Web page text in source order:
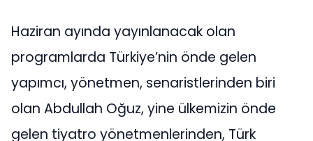
Haziran ayında yayınlanacak olan
programlarda Türkiye’nin önde gelen
yapımcı, yönetmen, senaristlerinden biri
olan Abdullah Oğuz, yine ülkemizin önde
gelen tiyatro yönetmenlerinden, Türk